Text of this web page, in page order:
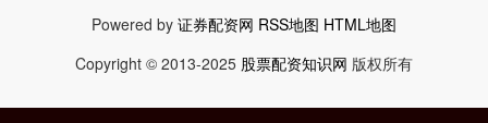
Powered by 证券配资网 RSS地图 HTML地图
Copyright © 2013-2025 股票配资知识网 版权所有